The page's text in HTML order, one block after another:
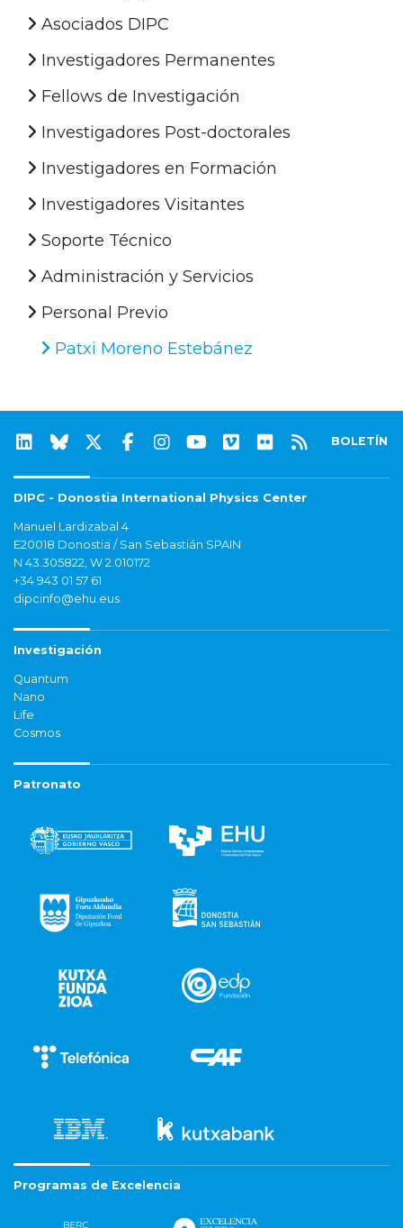
Asociados DIPC
Investigadores Permanentes
Fellows de Investigación
Investigadores Post-doctorales
Investigadores en Formación
Investigadores Visitantes
Soporte Técnico
Administración y Servicios
Personal Previo
Patxi Moreno Estebánez
BOLETÍN
DIPC - Donostia International Physics Center
Manuel Lardizabal 4
E20018 Donostia / San Sebastián SPAIN
N 43.305822, W 2.010172
+34 943 01 57 61
dipcinfo@ehu.eus
Investigación
Quantum
Nano
Life
Cosmos
Patronato
Programas de Excelencia